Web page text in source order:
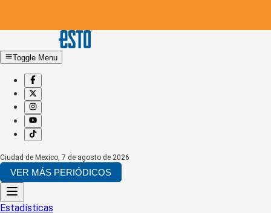
Toggle Menu
Ciudad de Mexico, 7 de agosto de 2026
VER MÁS PERIÓDICOS
Estadísticas